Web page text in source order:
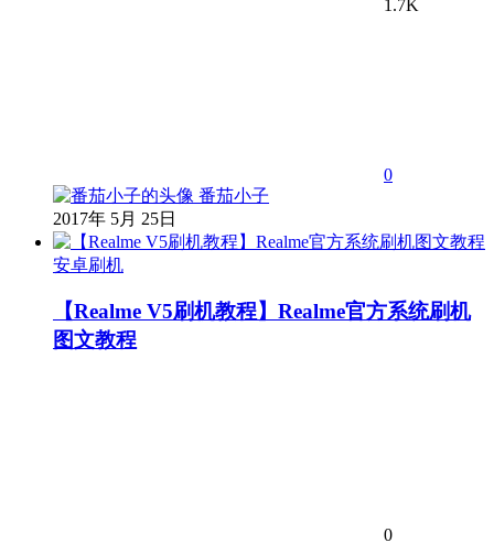
1.7K
0
番茄小子
2017年 5月 25日
安卓刷机
【Realme V5刷机教程】Realme官方系统刷机
图文教程
0